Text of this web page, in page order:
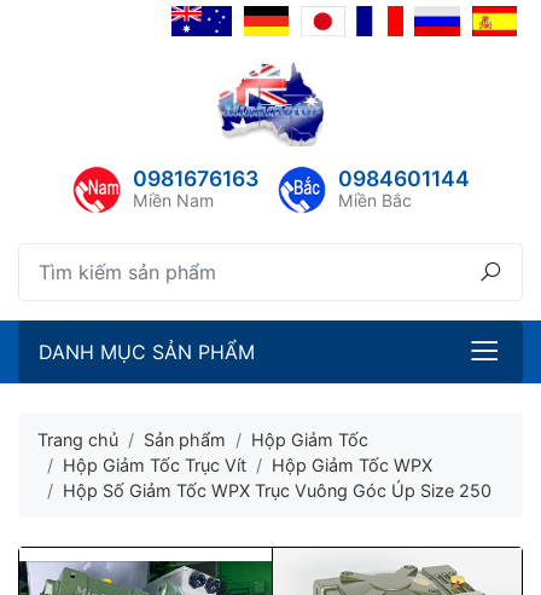
0981676163
Miền Nam
0984601144
Miền Bắc
DANH MỤC SẢN PHẨM
Trang chủ Sản phẩm
Hộp Giảm Tốc
Hộp Giảm Tốc Trục Vít
Hộp Giảm Tốc WPX
Hộp Số Giảm Tốc WPX Trục Vuông Góc Úp Size 250